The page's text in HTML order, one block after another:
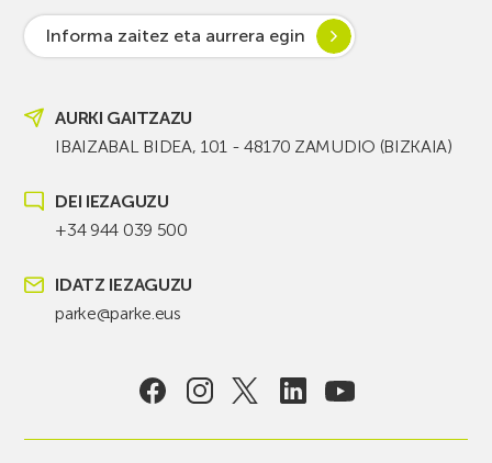
Informa zaitez eta aurrera egin
AURKI GAITZAZU
IBAIZABAL BIDEA, 101 - 48170 ZAMUDIO (BIZKAIA)
DEI IEZAGUZU
+34 944 039 500
IDATZ IEZAGUZU
parke@parke.eus